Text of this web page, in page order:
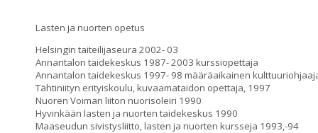
Lasten ja nuorten opetus
Helsingin taiteilijaseura 2002- 03
Annantalon taidekeskus 1987- 2003 kurssiopettaja
Annantalon taidekeskus 1997- 98 määräaikainen
Tähtiniityn erityiskoulu, kuvaamataidon opettaja, 1997
Nuoren Voiman liiton nuorisoleiri 1990
Hyvinkään lasten ja nuorten taidekeskus 1990
Maaseudun sivistysliitto, lasten ja nuorten kursseja 1993,-94